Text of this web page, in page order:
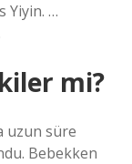
Yiyin. …
mi?
uzun süre
Bebekken